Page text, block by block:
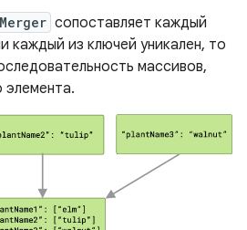
сопоставляет каждый
каждый из ключей уникален, то
массивов,